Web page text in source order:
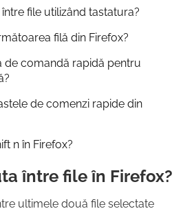
file utilizând tastatura?
filă din Firefox?
de comandă rapidă pentru
de comenzi rapide din
n în Firefox?
între file în Firefox?
ultimele două file selectate